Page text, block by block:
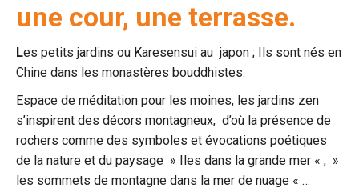
une cour, une terrasse.
Les petits jardins ou Karesensui au japon ; Ils sont nés en
Chine dans les monastères bouddhistes.
Espace de méditation pour les moines, les jardins zen
s’inspirent des décors montagneux, d’où la présence de
rochers comme des symboles et évocations poétiques
de la nature et du paysage » Iles dans la grande mer « , »
les sommets de montagne dans la mer de nuage « …